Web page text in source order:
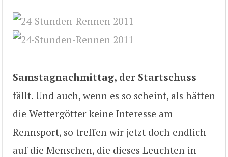
Samstagnachmittag, der Startschuss
fällt. Und auch, wenn es so scheint, als hätten
die Wettergötter keine Interesse am
Rennsport, so treffen wir jetzt doch endlich
auf die Menschen, die dieses Leuchten in